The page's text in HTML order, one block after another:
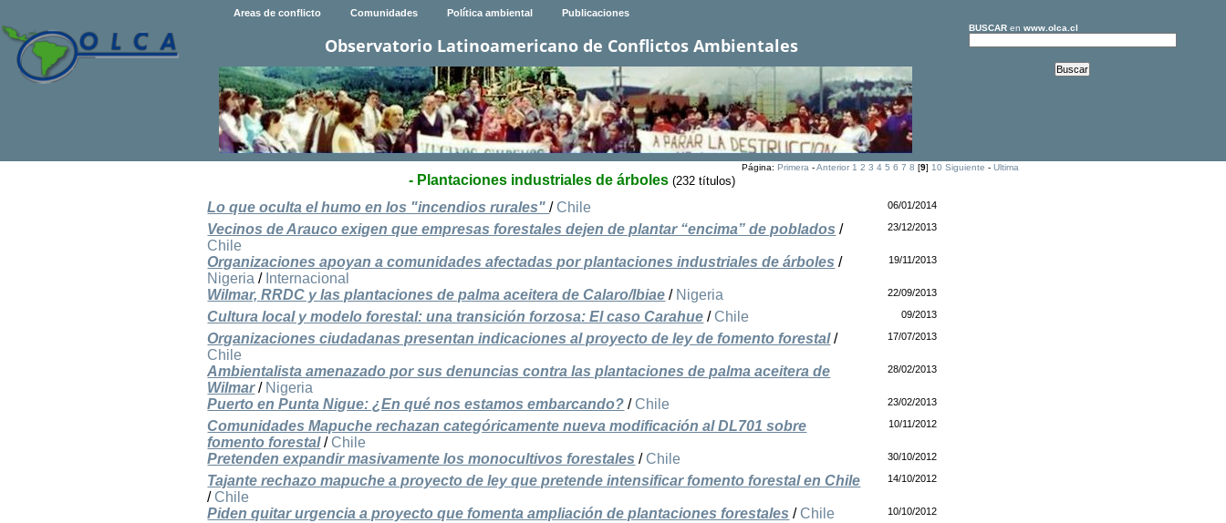
Areas de conflicto Comunidades Política ambiental Publicaciones
Observatorio Latinoamericano de Conflictos Ambientales
BUSCARen www.olca.cl
Página: Primera-Anterior 1 2 3 4 5 6 7 8 [9] 10 Siguiente - Ultima
- Plantaciones industriales de árboles (232 títulos)
Lo que oculta el humo en los "incendios rurales"/ Chile 06/01/2014
Vecinos de Arauco exigen que empresas forestales dejen de plantar “encima” de poblados /
Chile
23/12/2013
Organizaciones apoyan a comunidades afectadas por plantaciones industriales de árboles /
Nigeria / Internacional
19/11/2013
Wilmar, RRDC y las plantaciones de palma aceitera de Calaro/Ibiae / Nigeria 22/09/2013
Cultura local y modelo forestal: una transición forzosa: El caso Carahue / Chile 09/2013
Organizaciones ciudadanas presentan indicaciones al proyecto de ley de fomento forestal/
Chile
17/07/2013
Ambientalista amenazado por sus denuncias contra las plantaciones de palma aceitera de
Wilmar/ Nigeria
28/02/2013
Puerto en Punta Nigue: ¿En qué nos estamos embarcando? / Chile 23/02/2013
Comunidades Mapuche rechazan categóricamente nueva modificación al DL701 sobre
fomento forestal/ Chile
10/11/2012
Pretenden expandir masivamente los monocultivos forestales / Chile 30/10/2012
Tajante rechazo mapuche a proyecto de ley que pretende intensificar fomento forestal en Chile
/ Chile
14/10/2012
Piden quitar urgencia a proyecto que fomenta ampliación de plantaciones forestales / Chile 10/10/2012